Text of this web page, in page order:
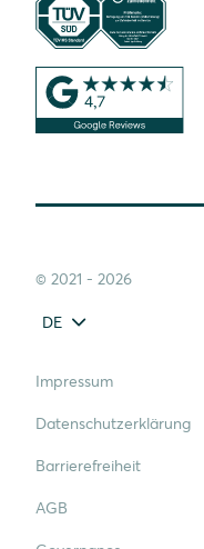
© 2021 - 2026
DE
Impressum
Datenschutzerklärung
Barrierefreiheit
AGB